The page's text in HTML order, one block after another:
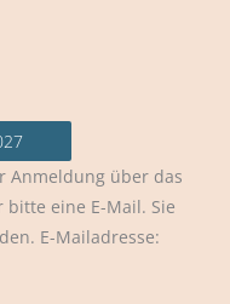
Anmeldung über das
eine E-Mail. Sie
E-Mailadresse: